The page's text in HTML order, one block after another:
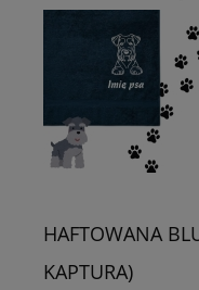
HAFTOWANA
KAPTURA)